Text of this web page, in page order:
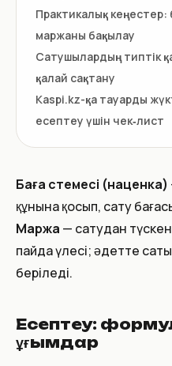
Практикалық
маржаны бақылау
Сатушылардың типтік
қалай сақтану
Kaspi.kz-қа тауарды
есептеу үшін чек‑лист
Баға үстемесі (наценка)
құнына қосып, сату
Маржа — сатудан
пайда үлесі; әдетте
беріледі.
Есептеу:
ұғымдар